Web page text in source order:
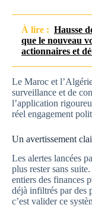
À lire : Hausse
que le nouveau
actionnaires et
Le Maroc et
surveillance et de
l’application
réel engagement
Un avertissement
Les alertes lancées
plus rester sans
entiers des finances
déjà infiltrés par des
c’est valider ce